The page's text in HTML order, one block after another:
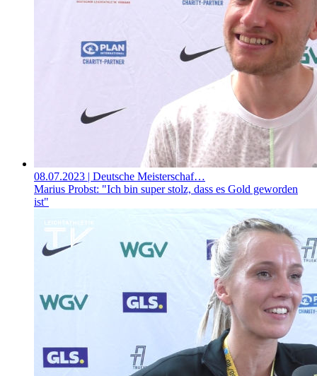
08.07.2023 | Deutsche Meisterschaf…
Marius Probst: "Ich bin super stolz, dass es Gold geworden
ist"